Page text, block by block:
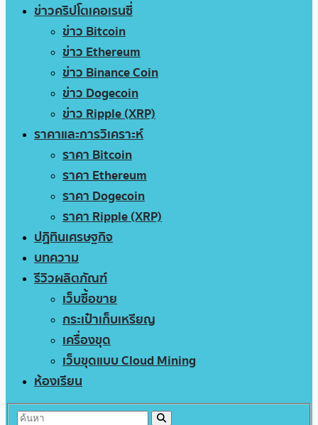
ข่าวคริปโตเคอเรนซี่
ข่าว Bitcoin
ข่าว Ethereum
ข่าว Binance Coin
ข่าว Dogecoin
ข่าว Ripple (XRP)
ราคาและการวิเคราะห์
ราคา Bitcoin
ราคา Ethereum
ราคา Dogecoin
ราคา Ripple (XRP)
ปฏิทินเศรษฐกิจ
บทความ
รีวิวผลิตภัณฑ์
เว็บซื้อขาย
กระเป๋าเก็บเหรียญ
เครื่องขุด
เว็บขุดแบบ Cloud Mining
ห้องเรียน